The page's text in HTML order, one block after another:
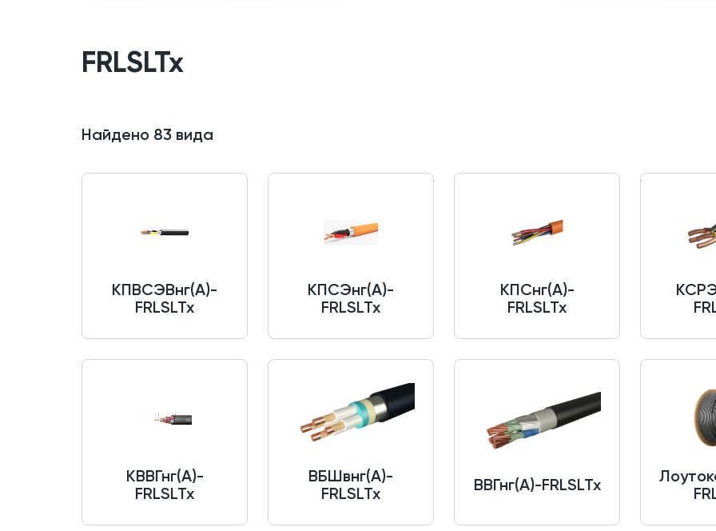
FRLSLTx
Найдено 83 вида
КПВСЭВнг(A)-
FRLSLTx
КПСЭнг(A)-
FRLSLTx
КПСнг(A)-
FRLSLTx
КВВГнг(A)-
FRLSLTx
ВБШвнг(A)-
FRLSLTx
ВВГнг(A)-FRLSLTx